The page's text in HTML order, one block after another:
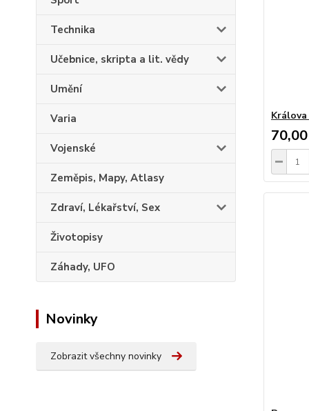
Technika
Učebnice, skripta a lit. vědy
Umění
Varia
Vojenské
Zeměpis, Mapy, Atlasy
Zdraví, Lékařství, Sex
Životopisy
Záhady, UFO
Novinky
Zobrazit všechny novinky